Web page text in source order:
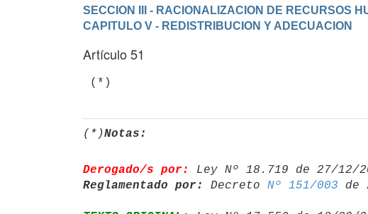
SECCION III - RACIONALIZACION DE RECURSOS
CAPITULO V - REDISTRIBUCION Y ADECUACION
Artículo 51
(*)Notas:
Derogado/s por: Ley Nº 18.719 de 27/
Reglamentado por:
Decreto Nº 151/003